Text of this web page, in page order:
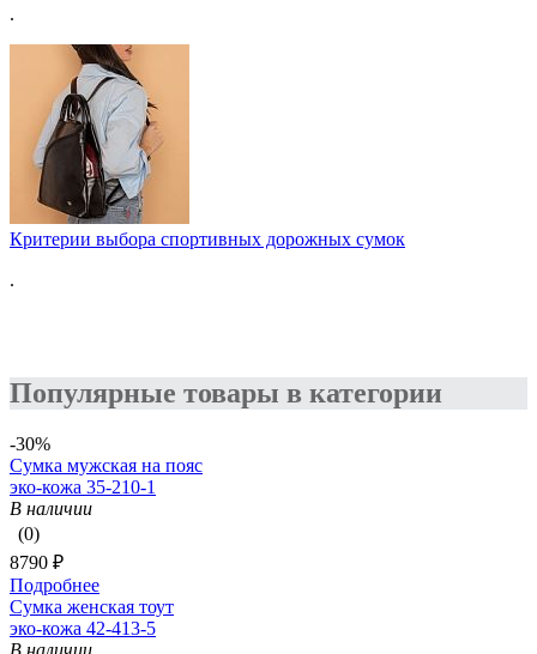
.
Критерии выбора спортивных дорожных сумок
.
Популярные товары в категории
-30%
Сумка мужская на пояс
эко-кожа 35-210-1
В наличии
(0)
8790 ₽
Подробнее
Сумка женская тоут
эко-кожа 42-413-5